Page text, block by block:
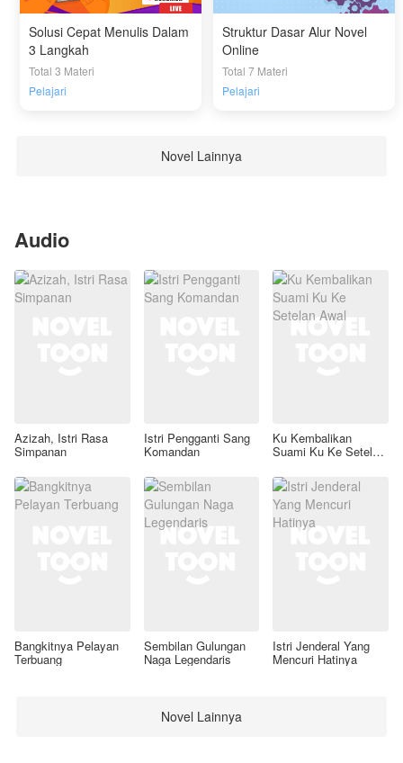
Solusi Cepat Menulis Dalam
3 Langkah
Total 3 Materi
Pelajari
Struktur Dasar Alur Novel
Online
Total 7 Materi
Pelajari
Novel Lainnya
Audio
Azizah, Istri Rasa
Simpanan
Istri Pengganti Sang
Komandan
Ku Kembalikan
Suami Ku Ke Setelan
Bangkitnya Pelayan
Terbuang
Sembilan Gulungan
Naga Legendaris
Istri Jenderal Yang
Mencuri Hatinya
Novel Lainnya